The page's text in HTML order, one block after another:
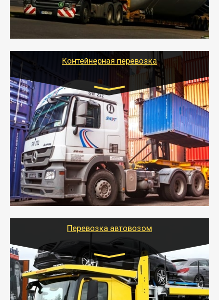
- Тайгер Логистик в короткие сроки поможет вам
качественно и безопасно перевезти негабаритные
грузы по всей России тралом, манипулятором и
другим транспортом и подобрать оптимальный
Контейнерная перевозка
Цена за км. Рассчитывается
индивидуально
- Контейнерные грузоперевозки на специальном
оборудованном транспорте быстро, качественно и
безопасно.
- Наша транспортная компания поможет
организовать доставку в порт и из порта
стандартных контейнеров на контейнеровозе,
шаландах и площадках (открытых кузовах),
используя надежные крепления.
Перевозка автовозом
Цена за км. Рассчитывается
индивидуально